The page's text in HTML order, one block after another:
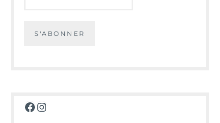
Facebook
Instagram